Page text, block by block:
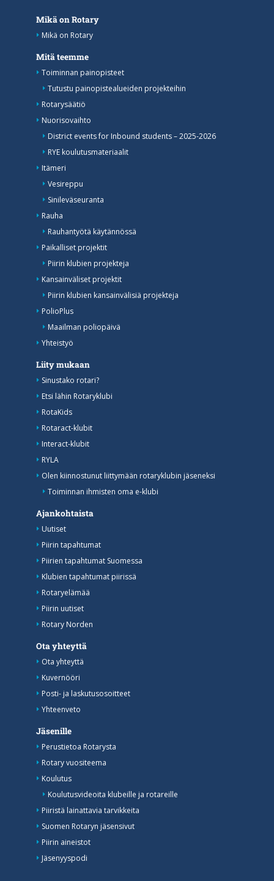
Mikä on Rotary
Mikä on Rotary
Mitä teemme
Toiminnan painopisteet
Tutustu painopistealueiden projekteihin
Rotarysäätiö
Nuorisovaihto
District events for Inbound students – 2025-2026
RYE koulutusmateriaalit
Itämeri
Vesireppu
Sinileväseuranta
Rauha
Rauhantyötä käytännössä
Paikalliset projektit
Piirin klubien projekteja
Kansainväliset projektit
Piirin klubien kansainvälisiä projekteja
PolioPlus
Maailman poliopäivä
Yhteistyö
Liity mukaan
Sinustako rotari?
Etsi lähin Rotaryklubi
RotaKids
Rotaract-klubit
Interact-klubit
RYLA
Olen kiinnostunut liittymään rotaryklubin jäseneksi
Toiminnan ihmisten oma e-klubi
Ajankohtaista
Uutiset
Piirin tapahtumat
Piirien tapahtumat Suomessa
Klubien tapahtumat piirissä
Rotaryelämää
Piirin uutiset
Rotary Norden
Ota yhteyttä
Ota yhteyttä
Kuvernööri
Posti- ja laskutusosoitteet
Yhteenveto
Jäsenille
Perustietoa Rotarysta
Rotary vuositeema
Koulutus
Koulutusvideoita klubeille ja rotareille
Piiristä lainattavia tarvikkeita
Suomen Rotaryn jäsensivut
Piirin aineistot
Jäsenyyspodi